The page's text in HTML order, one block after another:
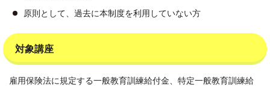
原則として、過去に本制度を利用していない方
対象講座
雇用保険法に規定する一般教育訓練給付金、特定一般教育訓練給